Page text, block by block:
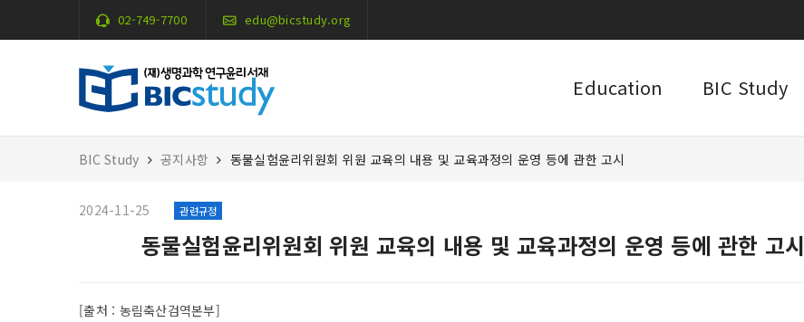
02-749-7700 edu@bicstudy.org
Education BIC Study
BIC Study 공지사항 동물실험윤리위원회 위원 교육의 내용 및 교육과정의 운영 등에 관한 고시
2024-11-25 관련규정
동물실험윤리위원회 위원 교육의 내용 및 교육과정의 운영 등에 관한 고시
[출처 : 농림축산검역본부]